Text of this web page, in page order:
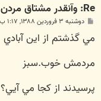
Re: وآنقدر مشتاق مردن شدم
ت
دوشنبه ۳ فروردین ۱۳۸۸, ۱:۱۷ ب.ظ
مي گذشتم از اين آبادي
مردمش خوب.سبز
پرسيدند از كجا مي آيي؟